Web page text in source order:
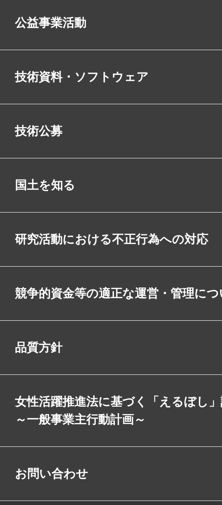
公益事業活動
技術資料・ソフトウェア
技術公募
国土を知る
研究活動における不正行為への対応
競争的資金等の適正な運営・管理に
品質方針
女性活躍推進法に基づく「えるぼし
～一般事業主行動計画～
お問い合わせ